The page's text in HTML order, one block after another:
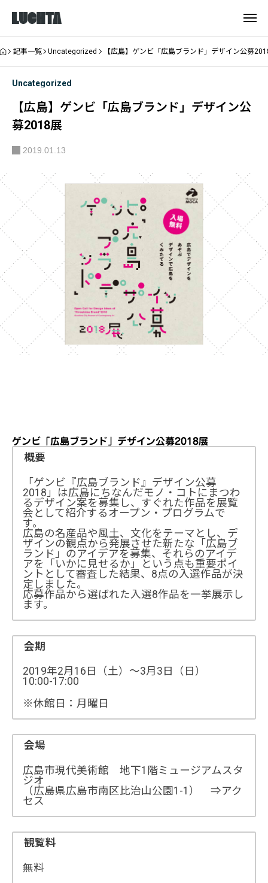
記事一覧 Uncategorized 【広島】ゲンビ「広島ブランド」デザイン公募
Uncategorized
【広島】ゲンビ「広島ブランド」デザイン公
募2018展
2019.01.13
ゲンビ「広島ブランド」デザイン公募2018展
概要
「ゲンビ『広島ブランド』デザイン公募
2018」は広島にちなんだモノ・コトにまつわ
るデザイン案を募集し、すぐれた作品を展覧
会として紹介するオープン・プログラムで
す。
広島の名産品や風土、文化をテーマとし、デ
ザインの観点から発展させた新たな「広島ブ
ランド」のアイデアを募集、それらのアイデ
アを「いかに見せるか」という点も重要ポイ
ントとして審査した結果、8点の入選作品が決
定しました。
応募作品から選ばれた入選8作品を一挙展示し
ます。
会期
2019年2月16日（土）～3月3日（日）
10:00-17:00
※休館日：月曜日
会場
広島市現代美術館 地下1階ミュージアムスタ
ジオ
（広島県広島市南区比治山公園1-1） ⇒アク
セス
観覧料
無料